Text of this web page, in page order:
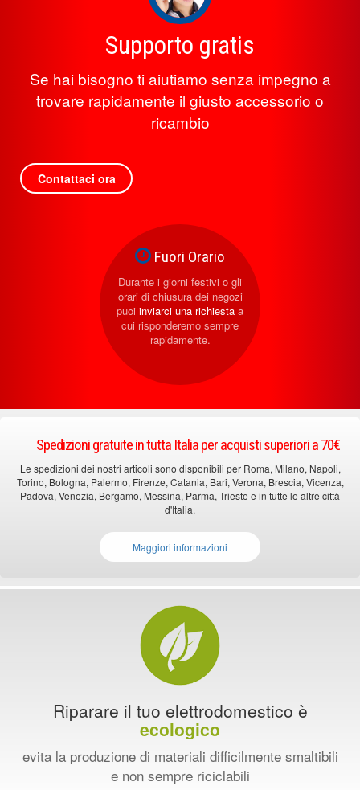
Supporto gratis
Se hai bisogno ti aiutiamo senza impegno a
trovare rapidamente il giusto accessorio o
ricambio
Contattaci ora
Fuori Orario
Durante i giorni festivi o gli
orari di chiusura dei negozi
puoi inviarci una richiesta a
cui risponderemo sempre
rapidamente.
Spedizioni gratuite in tutta Italia per acquisti superiori a 70€
Le spedizioni dei nostri articoli sono disponibili per Roma, Milano, Napoli,
Torino, Bologna, Palermo, Firenze, Catania, Bari, Verona, Brescia, Vicenza,
Padova, Venezia, Bergamo, Messina, Parma, Trieste e in tutte le altre città
d'Italia.
Maggiori informazioni
Riparare il tuo elettrodomestico è
ecologico
evita la produzione di materiali difficilmente smaltibili
e non sempre riciclabili